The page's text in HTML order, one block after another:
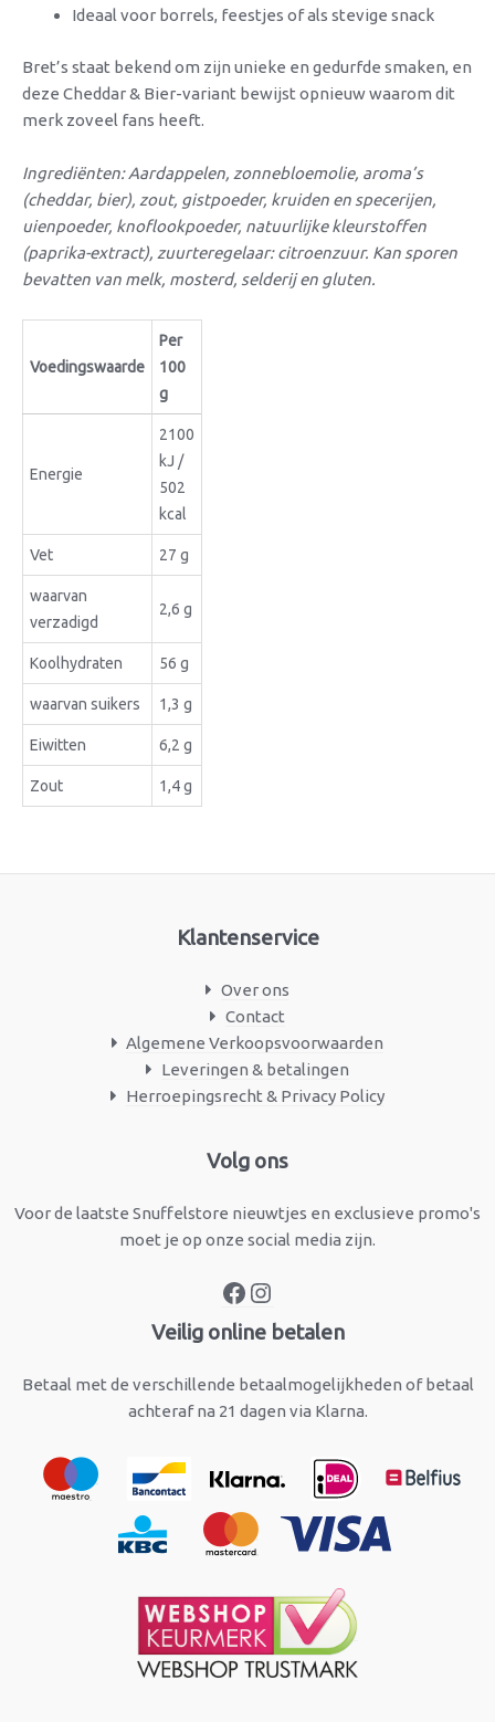
Ideaal voor borrels, feestjes of als stevige snack
Bret’s staat bekend om zijn unieke en gedurfde smaken, en
deze Cheddar & Bier-variant bewijst opnieuw waarom dit
merk zoveel fans heeft.
Ingrediënten: Aardappelen, zonnebloemolie, aroma’s
(cheddar, bier), zout, gistpoeder, kruiden en specerijen,
uienpoeder, knoflookpoeder, natuurlijke kleurstoffen
(paprika-extract), zuurteregelaar: citroenzuur. Kan sporen
bevatten van melk, mosterd, selderij en gluten.
Voedingswaarde
Per
100
g
Energie
2100
kJ /
502
kcal
Vet 27 g
waarvan
verzadigd
2,6 g
Koolhydraten 56 g
waarvan suikers 1,3 g
Eiwitten 6,2 g
Zout 1,4 g
Klantenservice
Over ons
Contact
Algemene Verkoopsvoorwaarden
Leveringen & betalingen
Herroepingsrecht & Privacy Policy
Volg ons
Voor de laatste Snuffelstore nieuwtjes en exclusieve promo's
moet je op onze social media zijn.
Facebook
Veilig online betalen
Betaal met de verschillende betaalmogelijkheden of betaal
achteraf na 21 dagen via Klarna.